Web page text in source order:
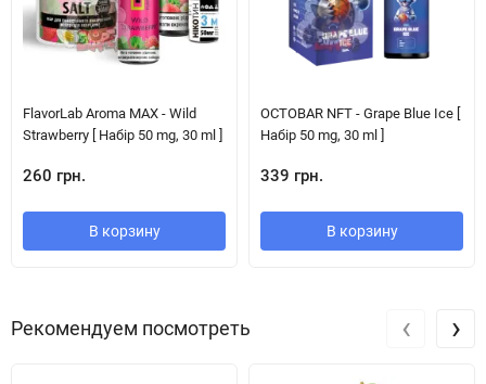
FlavorLab Aroma MAX - Wild
Strawberry [ Набір 50 mg, 30 ml ]
260 грн.
В корзину
OCTOBAR NFT - Grape Blue Ice [
Набір 50 mg, 30 ml ]
339 грн.
В корзину
Рекомендуем посмотреть ‹ ›